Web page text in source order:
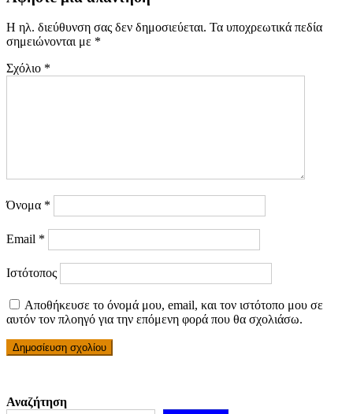
Η ηλ. διεύθυνση σας δεν δημοσιεύεται. Τα υποχρεωτικά πεδία
σημειώνονται με *
Σχόλιο *
Όνομα *
Email *
Ιστότοπος
Αποθήκευσε το όνομά μου, email, και τον ιστότοπο μου σε
αυτόν τον πλοηγό για την επόμενη φορά που θα σχολιάσω.
Αναζήτηση